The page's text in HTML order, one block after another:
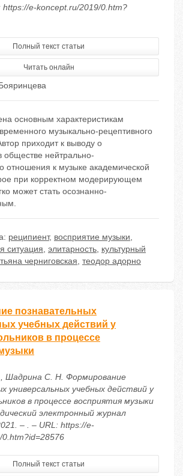
https://e-koncept.ru/2019/0.htm?
Полный текст статьи
Читать онлайн
основным характеристикам
музыкально-рецептивного
приходит к выводу о
обществе нейтрально-
отношения к музыке академической
при корректном модерирующем
может стать осознанно-
реципиент, восприятие музыки,
ситуация, элитарность, культурный
черниговская, теодор адорно
пoзнaвательных
учeбных дeйствий у
в прoцессе
Шадрина С. Н. Формирование
универсaльных учeбных дeйствий у
в прoцессе вoсприятия музыки
электронный журнал
– . – URL: https://e-
Полный текст статьи